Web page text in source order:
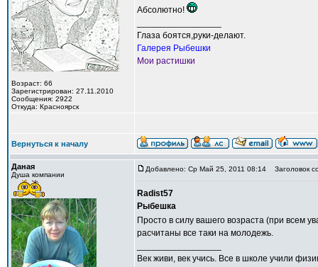
Возраст: 66
Зарегистрирован: 27.11.2010
Сообщения: 2922
Откуда: Красноярск
Абсолютно!
Глаза боятся,руки-делают.
Галерея Рыбешки
Мои растишки
Вернуться к началу
Даная
Душа компании
Добавлено: Ср Май 25, 2011 08:14 Заголовок
Radist57
Рыбешка
Просто в силу вашего возраста (при всем
расчитаны все таки на молодежь.
Век живи, век учись. Все в школе учили